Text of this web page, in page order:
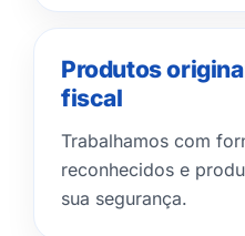
Produtos
fiscal
Trabalhamos com
reconhecidos e
sua segurança.